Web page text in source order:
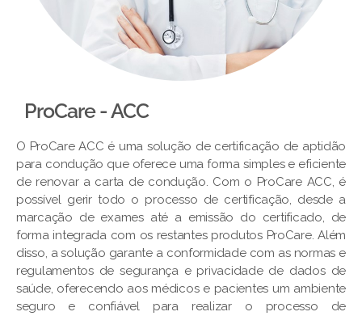
ProCare - ACC
O ProCare ACC é uma solução de certificação de aptidão
para condução que oferece uma forma simples e eficiente
de renovar a carta de condução. Com o ProCare ACC, é
possível gerir todo o processo de certificação, desde a
marcação de exames até a emissão do certificado, de
forma integrada com os restantes produtos ProCare. Além
disso, a solução garante a conformidade com as normas e
regulamentos de segurança e privacidade de dados de
saúde, oferecendo aos médicos e pacientes um ambiente
seguro e confiável para realizar o processo de